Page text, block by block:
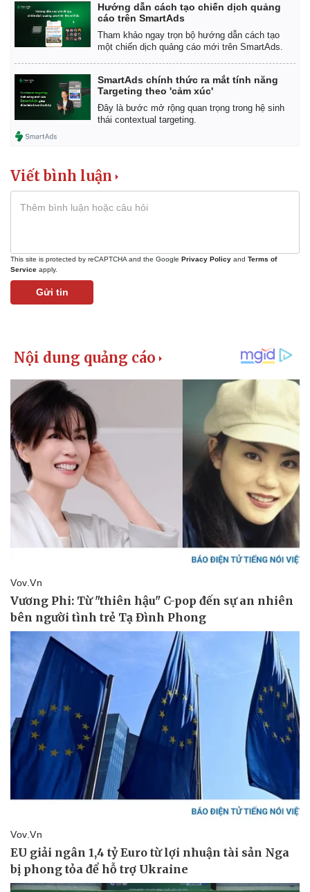
Kinh tế
Tỷ giá
Pháp luật Quân sự - Quốc phòng
Hướng dẫn cách tạo chiến dịch quảng
cáo trên SmartAds
Tham khảo ngay trọn bộ hướng dẫn cách tạo
một chiến dịch quảng cáo mới trên SmartAds.
SmartAds chính thức ra mắt tính năng
Targeting theo 'cảm xúc'
Đây là bước mở rộng quan trọng trong hệ sinh
thái contextual targeting.
Viết bình luận
This site is protected by reCAPTCHA and the Google Privacy Policy and Terms of
Service apply.
Gửi tin